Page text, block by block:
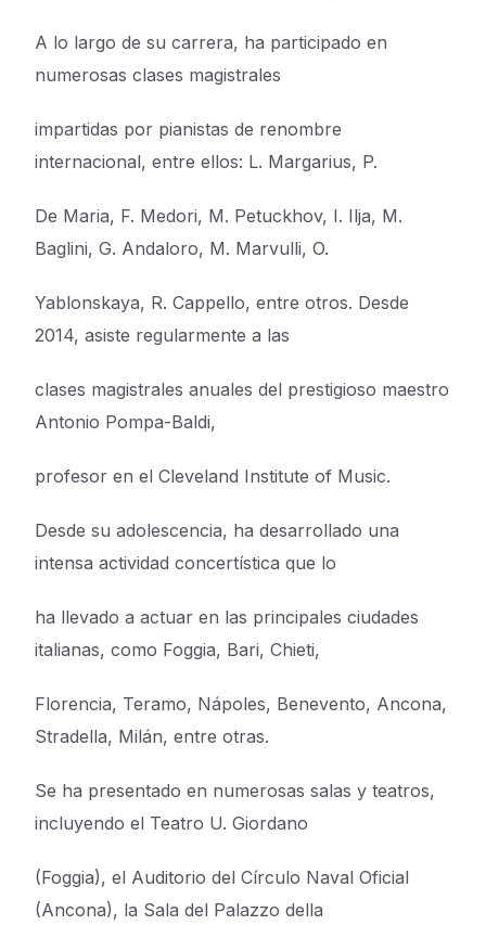
A lo largo de su carrera, ha participado en
numerosas clases magistrales
impartidas por pianistas de renombre
internacional, entre ellos: L. Margarius, P.
De Maria, F. Medori, M. Petuckhov, I. Ilja, M.
Baglini, G. Andaloro, M. Marvulli, O.
Yablonskaya, R. Cappello, entre otros. Desde
2014, asiste regularmente a las
clases magistrales anuales del prestigioso maestro
Antonio Pompa-Baldi,
profesor en el Cleveland Institute of Music.
Desde su adolescencia, ha desarrollado una
intensa actividad concertística que lo
ha llevado a actuar en las principales ciudades
italianas, como Foggia, Bari, Chieti,
Florencia, Teramo, Nápoles, Benevento, Ancona,
Stradella, Milán, entre otras.
Se ha presentado en numerosas salas y teatros,
incluyendo el Teatro U. Giordano
(Foggia), el Auditorio del Círculo Naval Oficial
(Ancona), la Sala del Palazzo della